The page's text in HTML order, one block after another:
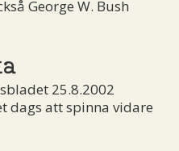
George W. Bush
25.8.2002
dags att spinna vidare